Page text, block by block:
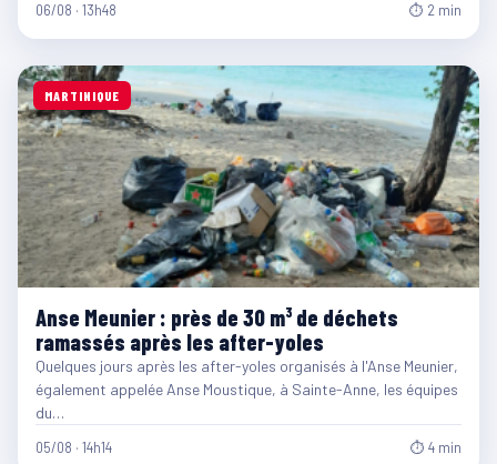
06/08 · 13h48 ⏱ 2 min
MARTINIQUE
Anse Meunier : près de 30 m³ de déchets
ramassés après les after-yoles
Quelques jours après les after-yoles organisés à l'Anse Meunier,
également appelée Anse Moustique, à Sainte-Anne, les équipes
du…
05/08 · 14h14 ⏱ 4 min